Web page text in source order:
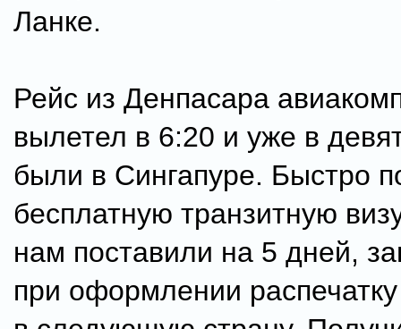
Ланке.
Рейс из Денпасара
вылетел в 6:20 и уже в
были в Сингапуре. Быстро
бесплатную транзитную
нам поставили на 5 дней,
при оформлении